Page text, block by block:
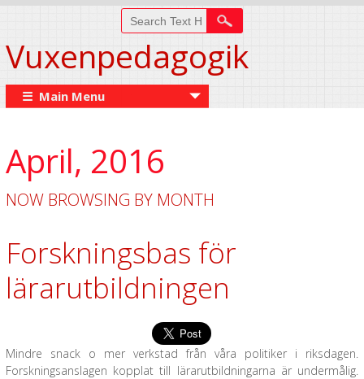
Vuxenpedagogik
☰ Main Menu
April, 2016
NOW BROWSING BY MONTH
Forskningsbas för
lärarutbildningen
Mindre snack o mer verkstad från våra politiker i riksdagen.
Forskningsanslagen kopplat till lärarutbildningarna är undermålig.